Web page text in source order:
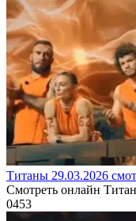
Титаны 29.03.2026
Смотреть онлайн
0453